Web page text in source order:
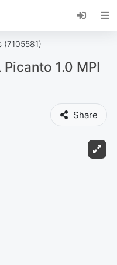
eCarsTrade,
и получайте
(7105581)
1.0 MPI
Share